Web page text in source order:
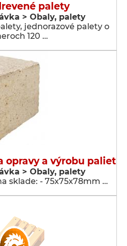
palety
> Obaly, palety
jednorazové palety o
120 …
opravy a výrobu paliet
> Obaly, palety
sklade: - 75x75x78mm …